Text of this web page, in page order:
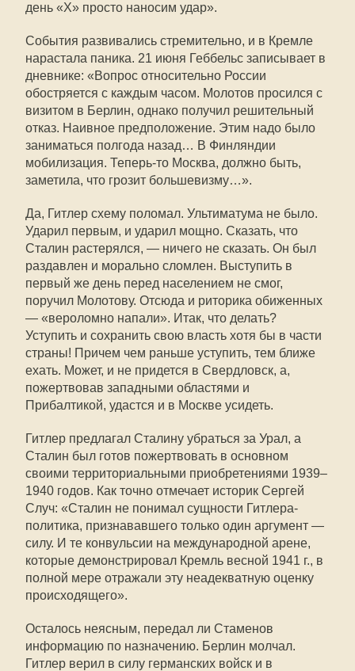
день «Х» просто наносим удар».
События развивались стремительно, и в Кремле
нарастала паника. 21 июня Геббельс записывает в
дневнике: «Вопрос относительно России
обостряется с каждым часом. Молотов просился с
визитом в Берлин, однако получил решительный
отказ. Наивное предположение. Этим надо было
заниматься полгода назад… В Финляндии
мобилизация. Теперь-то Москва, должно быть,
заметила, что грозит большевизму…».
Да, Гитлер схему поломал. Ультиматума не было.
Ударил первым, и ударил мощно. Сказать, что
Сталин растерялся, — ничего не сказать. Он был
раздавлен и морально сломлен. Выступить в
первый же день перед населением не смог,
поручил Молотову. Отсюда и риторика обиженных
— «вероломно напали». Итак, что делать?
Уступить и сохранить свою власть хотя бы в части
страны! Причем чем раньше уступить, тем ближе
ехать. Может, и не придется в Свердловск, а,
пожертвовав западными областями и
Прибалтикой, удастся и в Москве усидеть.
Гитлер предлагал Сталину убраться за Урал, а
Сталин был готов пожертвовать в основном
своими территориальными приобретениями 1939–
1940 годов. Как точно отмечает историк Сергей
Случ: «Сталин не понимал сущности Гитлера-
политика, признававшего только один аргумент —
силу. И те конвульсии на международной арене,
которые демонстрировал Кремль весной 1941 г., в
полной мере отражали эту неадекватную оценку
происходящего».
Осталось неясным, передал ли Стаменов
информацию по назначению. Берлин молчал.
Гитлер верил в силу германских войск и в